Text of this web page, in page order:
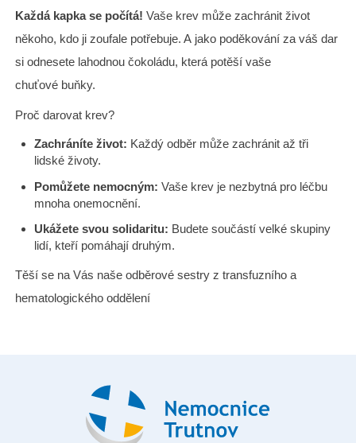
Každá kapka se počítá! Vaše krev může zachránit život
někoho, kdo ji zoufale potřebuje. A jako poděkování za váš dar
si odnesete lahodnou čokoládu, která potěší vaše
chuťové buňky.
Proč darovat krev?
Zachráníte život: Každý odběr může zachránit až tři
lidské životy.
Pomůžete nemocným: Vaše krev je nezbytná pro léčbu
mnoha onemocnění.
Ukážete svou solidaritu: Budete součástí velké skupiny
lidí, kteří pomáhají druhým.
Těší se na Vás naše odběrové sestry z transfuzního a
hematologického oddělení